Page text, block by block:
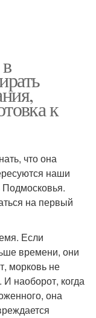
к
что она
наши
Подмосковья.
на первый
Если
времени, они
морковь не
наоборот, когда
она